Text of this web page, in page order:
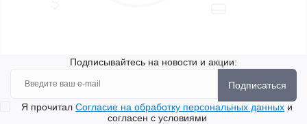
Подписывайтесь на новости и акции:
Подписаться
Я прочитал Согласие на обработку персональных данных и
согласен с условиями